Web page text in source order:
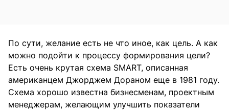
По сути, желание есть не что иное, как цель. А как
можно подойти к процессу формирования цели?
Есть очень крутая схема SMART, описанная
американцем Джорджем Дораном еще в 1981 году.
Схема хорошо известна бизнесменам, проектным
менеджерам, желающим улучшить показатели